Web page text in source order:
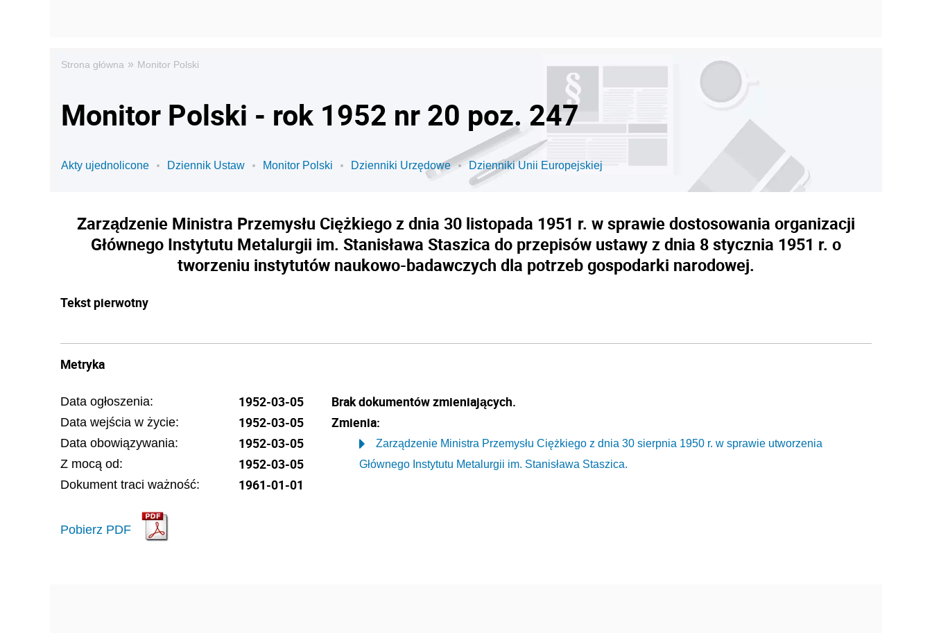
Strona główna » Monitor Polski
Monitor Polski - rok 1952 nr 20 poz. 247
Akty ujednolicone Dziennik Ustaw Monitor Polski Dzienniki Urzędowe Dzienniki Unii Europejskiej
Zarządzenie Ministra Przemysłu Ciężkiego z dnia 30 listopada 1951 r. w sprawie dostosowania organizacji
Głównego Instytutu Metalurgii im. Stanisława Staszica do przepisów ustawy z dnia 8 stycznia 1951 r. o
tworzeniu instytutów naukowo-badawczych dla potrzeb gospodarki narodowej.
Tekst pierwotny
Metryka
Data ogłoszenia: 1952-03-05
Data wejścia w życie: 1952-03-05
Data obowiązywania: 1952-03-05
Z mocą od: 1952-03-05
Dokument traci ważność: 1961-01-01
Pobierz PDF
Brak dokumentów zmieniających.
Zmienia:
Zarządzenie Ministra Przemysłu Ciężkiego z dnia 30 sierpnia 1950 r. w sprawie utworzenia
Głównego Instytutu Metalurgii im. Stanisława Staszica.